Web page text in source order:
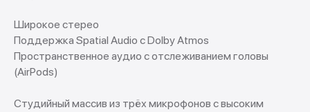
Широкое стерео
Поддержка Spatial Audio с Dolby Atmos
Пространственное аудио с отслеживанием головы
(AirPods)
Студийный массив из трёх микрофонов с высоким